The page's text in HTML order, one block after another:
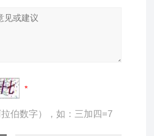
伯数字），如：三加四=7